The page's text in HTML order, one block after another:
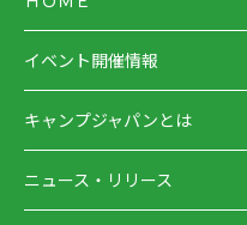
イベント開催情報
キャンプジャパンとは
ニュース・リリース